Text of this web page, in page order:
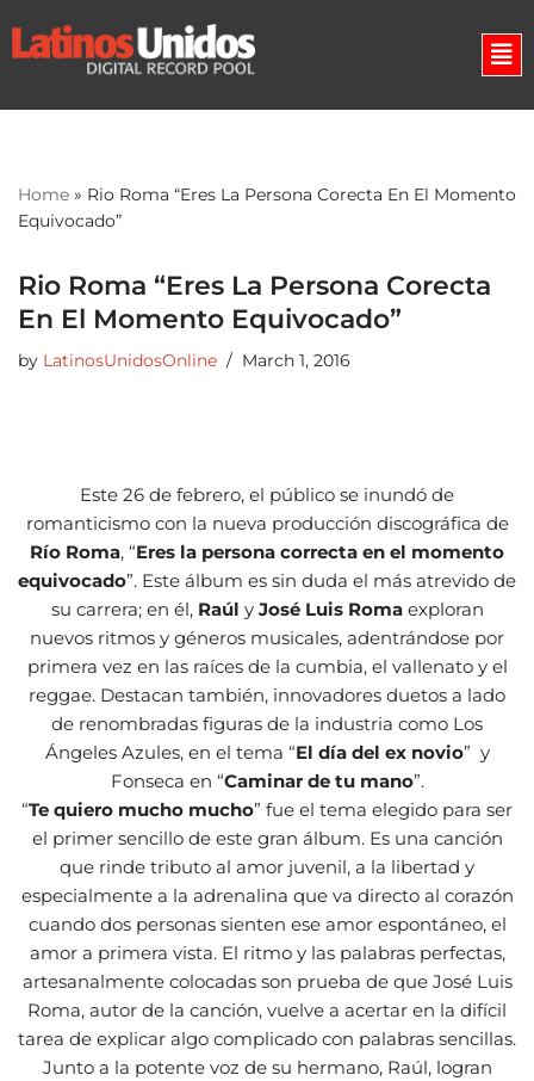
Skip
Home » Rio Roma “Eres La Persona Corecta En El Momento
Equivocado”
Rio Roma “Eres La Persona Corecta
En El Momento Equivocado”
by LatinosUnidosOnline March 1, 2016
Este 26 de febrero, el público se inundó de
romanticismo con la nueva producción discográfica de
Río Roma, “Eres la persona correcta en el momento
equivocado”. Este álbum es sin duda el más atrevido de
su carrera; en él, Raúl y José Luis Romaexploran
nuevos ritmos y géneros musicales, adentrándose por
primera vez en las raíces de la cumbia, el vallenato y el
reggae. Destacan también, innovadores duetos a lado
de renombradas figuras de la industria como Los
Ángeles Azules, en el tema “El día del ex novio” y
Fonseca en “Caminar de tu mano”.
“Te quiero mucho mucho” fue el tema elegido para ser
el primer sencillo de este gran álbum. Es una canción
que rinde tributo al amor juvenil, a la libertad y
especialmente a la adrenalina que va directo al corazón
cuando dos personas sienten ese amor espontáneo, el
amor a primera vista. El ritmo y las palabras perfectas,
artesanalmente colocadas son prueba de que José Luis
Roma, autor de la canción, vuelve a acertar en la difícil
tarea de explicar algo complicado con palabras sencillas.
Junto a la potente voz de su hermano, Raúl, logran